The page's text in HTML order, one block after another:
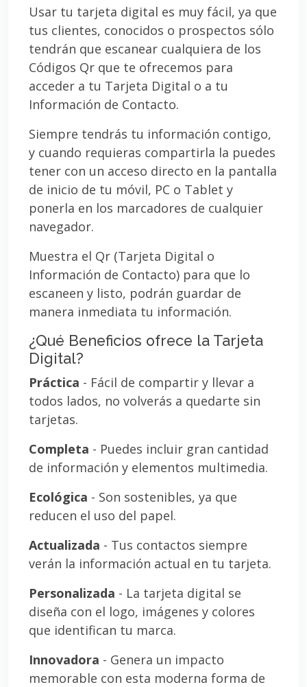
Usar tu tarjeta digital es muy fácil, ya que
tus clientes, conocidos o prospectos sólo
tendrán que escanear cualquiera de los
Códigos Qr que te ofrecemos para
acceder a tu Tarjeta Digital o a tu
Información de Contacto.
Siempre tendrás tu información contigo,
y cuando requieras compartirla la puedes
tener con un acceso directo en la pantalla
de inicio de tu móvil, PC o Tablet y
ponerla en los marcadores de cualquier
navegador.
Muestra el Qr (Tarjeta Digital o
Información de Contacto) para que lo
escaneen y listo, podrán guardar de
manera inmediata tu información.
¿Qué Beneficios ofrece la Tarjeta
Digital?
Práctica - Fácil de compartir y llevar a
todos lados, no volverás a quedarte sin
tarjetas.
Completa - Puedes incluir gran cantidad
de información y elementos multimedia.
Ecológica - Son sostenibles, ya que
reducen el uso del papel.
Actualizada - Tus contactos siempre
verán la información actual en tu tarjeta.
Personalizada - La tarjeta digital se
diseña con el logo, imágenes y colores
que identifican tu marca.
Innovadora - Genera un impacto
memorable con esta moderna forma de